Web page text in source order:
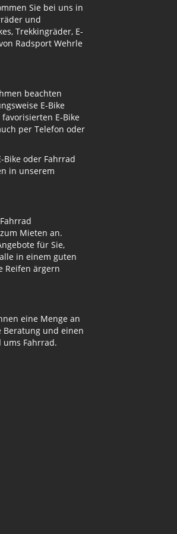
Sie bei uns in
und
Trekkingräder, E-
Radsport Wehrle
beachten
E-Bike
E-Bike
per Telefon oder
Bike oder Fahrrad
in unserem
Mieten an.
für Sie,
in einem guten
Reifen ärgern
eine Menge an
Beratung und einen
ums Fahrrad.